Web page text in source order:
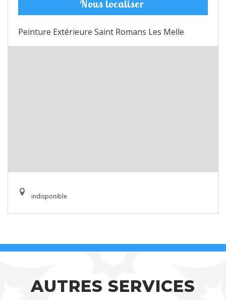
Nous localiser
Peinture Extérieure Saint Romans Les Melle
indisponible
AUTRES SERVICES